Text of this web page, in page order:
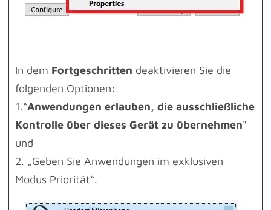
In dem Fortgeschritten deaktivieren Sie die
folgenden Optionen:
1.“Anwendungen erlauben, die ausschließliche
Kontrolle über dieses Gerät zu übernehmen"
und
2. „Geben Sie Anwendungen im exklusiven
Modus Priorität“.